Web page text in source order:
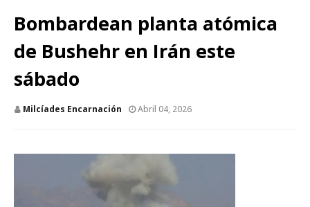
Bombardean planta atómica
de Bushehr en Irán este
sábado
Milcíades Encarnación Abril 04, 2026